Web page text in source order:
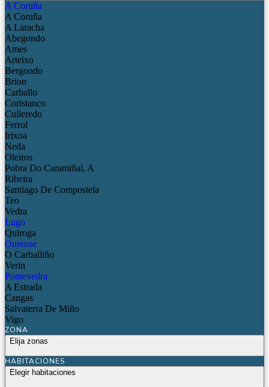
A Coruña
A Coruña
A Laracha
Abegondo
Ames
Arteixo
Bergondo
Brion
Carballo
Coristanco
Culleredo
Ferrol
Irixoa
Neda
Oleiros
Pobra Do Caramiñal, A
Ribeira
Santiago De Compostela
Teo
Vedra
Lugo
Quiroga
Ourense
O Carballiño
Verin
Pontevedra
A Estrada
Cangas
Salvaterra De Miño
Vigo
ZONA
Elija zonas
HABITACIONES
Elegir habitaciones